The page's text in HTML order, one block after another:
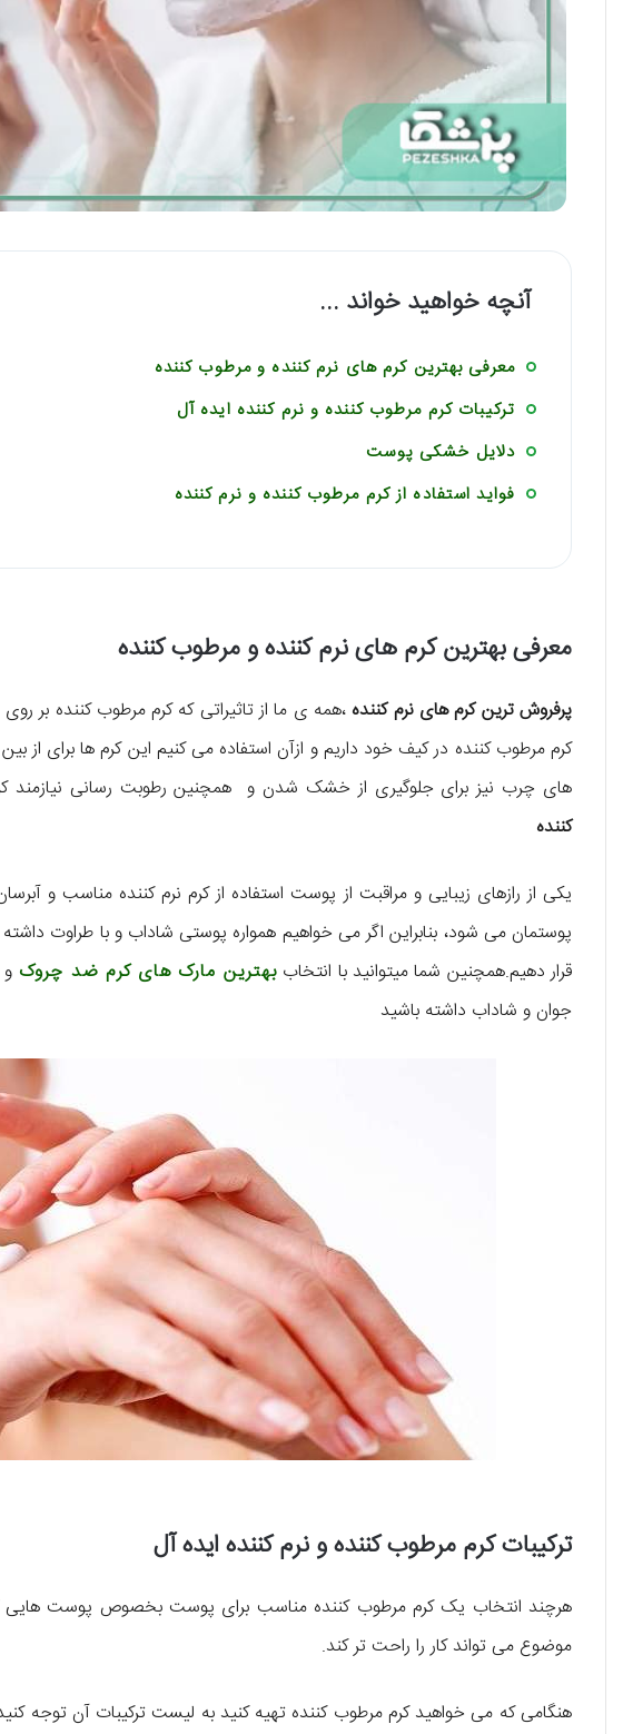
آنچه خواهید خواند ...
معرفی بهترین کرم های نرم کننده و مرطوب کننده
ترکیبات کرم مرطوب کننده و نرم کننده ایده آل
دلایل خشکی پوست
فواید استفاده از کرم مرطوب کننده و نرم کننده
معرفی بهترین کرم های نرم کننده و مرطوب کننده
پرفروش ترین کرم های نرم کننده ،همه ی ما از تاثیراتی که کرم مرطوب کننده بر
کرم مرطوب کننده در کیف خود داریم و ازآن استفاده می کنیم این کرم ها برای
های چرب نیز برای جلوگیری از خشک شدن و همچنین رطوبت رسانی نیازمند
کننده
یکی از رازهای زیبایی و مراقبت از پوست استفاده از کرم نرم کننده مناسب و
پوستمان می شود، بنابراین اگر می خواهیم همواره پوستی شاداب و با طراوت
قرار دهیم.همچنین شما میتوانید با انتخاببهترین مارک های کرم ضد چروک
جوان و شاداب داشته باشید
ترکیبات کرم مرطوب کننده و نرم کننده ایده آل
هرچند انتخاب یک کرم مرطوب کننده مناسب برای پوست بخصوص پوست
موضوع می تواند کار را راحت تر کند.
هنگامی که می خواهید کرم مرطوب کننده تهیه کنید به لیست ترکیبات آن توجه